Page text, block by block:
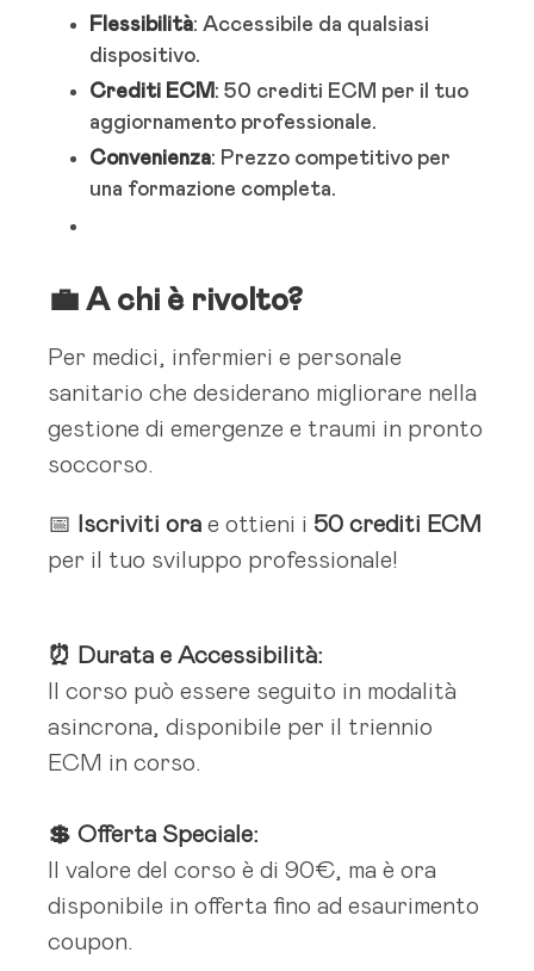
Flessibilità: Accessibile da qualsiasi
dispositivo.
Crediti ECM: 50 crediti ECM per il tuo
aggiornamento professionale.
Convenienza: Prezzo competitivo per
una formazione completa.
💼 A chi è rivolto?
Per medici, infermieri e personale
sanitario che desiderano migliorare nella
gestione di emergenze e traumi in pronto
soccorso.
📅 Iscriviti ora e ottieni i 50 crediti ECM
per il tuo sviluppo professionale!
⏰ Durata e Accessibilità:
Il corso può essere seguito in modalità
asincrona, disponibile per il triennio
ECM in corso.
💲 Offerta Speciale:
Il valore del corso è di 90€, ma è ora
disponibile in offerta fino ad esaurimento
coupon.